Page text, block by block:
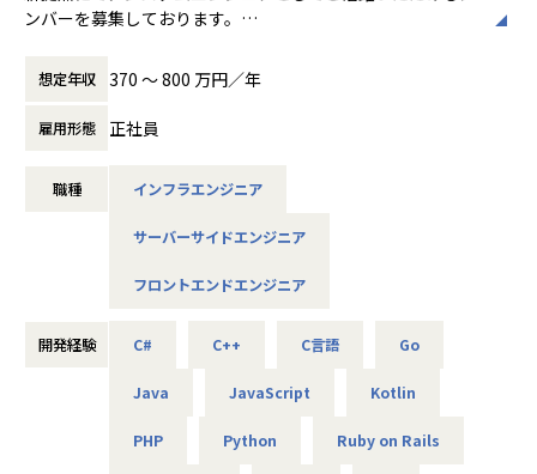
機会があります！
約400社以上の優良企業とのお取引により多数の案件がある
社受託開発チームを拡大中のため、PL・PMニーズも高まっ
当社は『エンジニアの成長が会社の成長につながる』という
ンジニアの教育フォロー担当者とは定期的にキャリア面談を
度や勉強会などスキルアップを支援する制度も充実。
◎ ワークワークバランスを保てる環境
ンバーを募集しております。
大手メーカーや大手Sierにて、システムエンジニアの業務を
お任せします。
※プロジェクトはこれまでのご経験やご希望に応じて決定い
たします。
【業務内容】
・Webアプリ開発／PHP、Java
・シュミレーションシステム開発／Unity、 C#、VB.NET
=====福岡拠点の魅力=====
…まだ小規模だからこそ組織・文化づくりに直接携われま
想定年収 370 〜 800 万円／年
雇用形態 正社員
職種 インフラエンジニア
サーバーサイドエンジニア
フロントエンドエンジニア
開発経験 C# C++ C言語 Go
Java JavaScript Kotlin
PHP Python Ruby on Rails